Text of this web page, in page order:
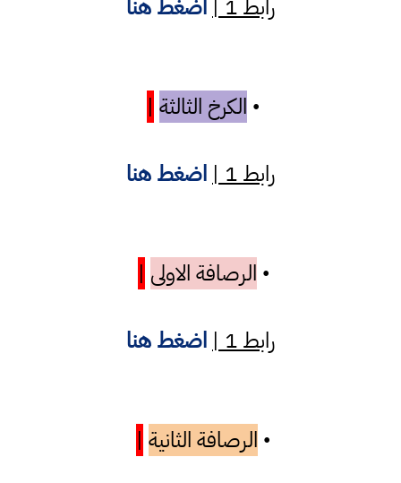
رابط 1 | اضغط هنا
• الكرخ الثالثة |
رابط 1 | اضغط هنا
• الرصافة الاولى |
رابط 1 | اضغط هنا
• الرصافة الثانية |